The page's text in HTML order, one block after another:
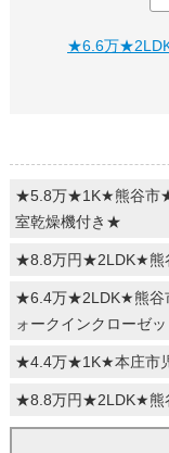
★6.6万
★5.8万★1K★熊谷市★
室乾燥機付き★
★8.8万円★2LDK★熊
★6.4万★2LDK★熊谷
ォークインクローゼ
★4.4万★1K★本庄市
★8.8万円★2LDK★熊